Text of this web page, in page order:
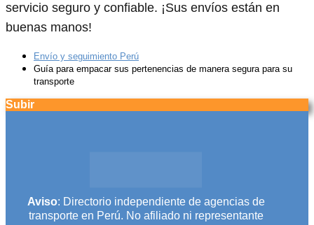
servicio seguro y confiable. ¡Sus envíos están en
buenas manos!
Envío y seguimiento Perú
Guía para empacar sus pertenencias de manera segura para su
transporte
Subir
Aviso: Directorio independiente de agencias de
transporte en Perú. No afiliado ni representante